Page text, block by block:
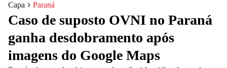
Capa Paraná
Caso de suposto OVNI no Paraná
ganha desdobramento após
imagens do Google Maps